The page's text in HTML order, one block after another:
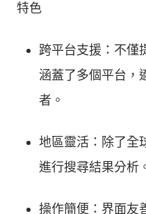
特色
跨平台支援：不僅
涵蓋了多個平台，
者。
地區靈活：除了全
進行搜尋結果分析
操作簡便：界面友